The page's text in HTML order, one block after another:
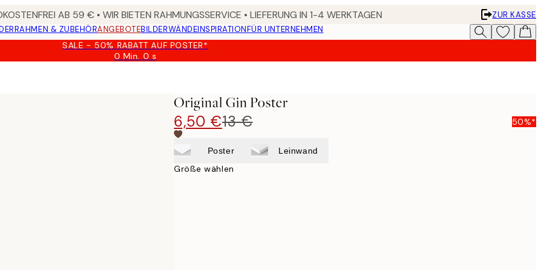
AB 59 € • WIR BIETEN RAHMUNGSSERVICE • LIEFERUNG IN 1-4 WERKTAGEN
ZUR KASSE
RAHMEN & ZUBEHÖRANGEBOTEBILDERWÄNDEINSPIRATIONFÜR UNTERNEHMEN
SALE - 50% RABATT AUF POSTER*
0 Min. 0 s
Gültig
Original Gin Poster
6,50 €13 € 50%*
Poster Leinwand
Größe wählen